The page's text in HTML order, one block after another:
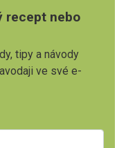
recept nebo
tipy a návody
ve své e-